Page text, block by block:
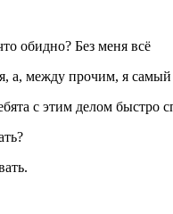
обидно? Без меня всё
а, между прочим, я
с этим делом быстро